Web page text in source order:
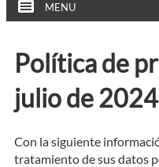
MENU
Política de
julio de
Con la siguiente
tratamiento de sus datos